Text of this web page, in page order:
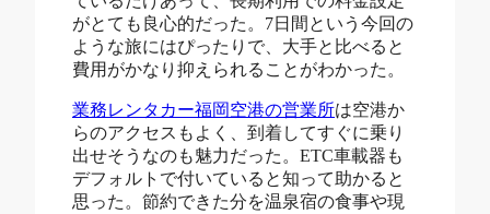
がとても良心的だった。7日間という今回の
ような旅にはぴったりで、大手と比べると
費用がかなり抑えられることがわかった。
業務レンタカー福岡空港の営業所は空港か
らのアクセスもよく、到着してすぐに乗り
出せそうなのも魅力だった。ETC車載器も
デフォルトで付いていると知って助かると
思った。節約できた分を温泉宿の食事や現